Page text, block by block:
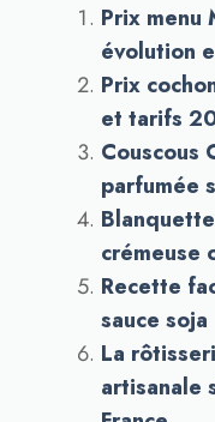
Prix menu
évolution
Prix
et tarifs
Couscous
parfumée
crémeuse
Recette
sauce soja
La
artisanale